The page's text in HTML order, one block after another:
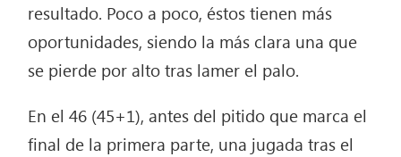
resultado. Poco a poco, éstos tienen más
oportunidades, siendo la más clara una que
se pierde por alto tras lamer el palo.
En el 46 (45+1), antes del pitido que marca el
final de la primera parte, una jugada tras el